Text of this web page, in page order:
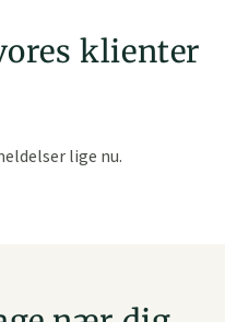
klienter